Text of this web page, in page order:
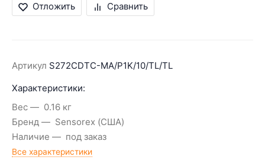
Отложить Сравнить
Артикул S272CDTC-MA/P1K/10/TL/TL
Характеристики:
Вес
0.16 кг
Бренд
Sensorex (США)
Наличие
под заказ
Все характеристики